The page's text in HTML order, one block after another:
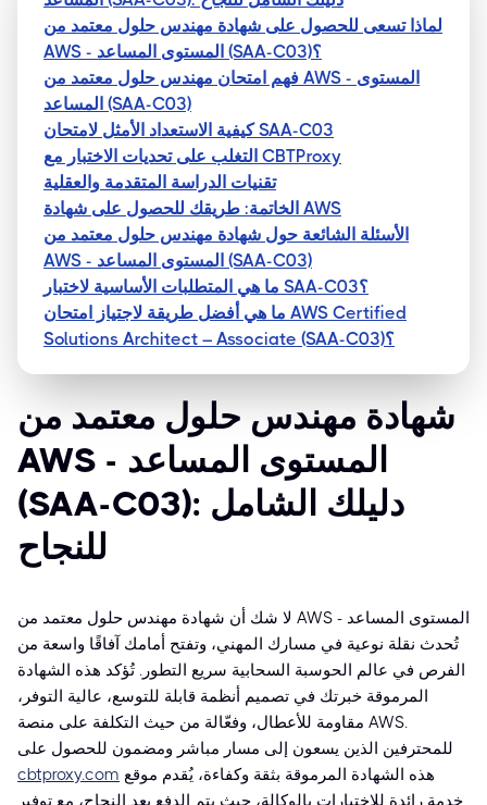
لماذا تسعى للحصول على شهادة مهندس حلول معتمد من
AWS - المستوى المساعد (SAA-C03)؟
فهم امتحان مهندس حلول معتمد من AWS - المستوى
المساعد (SAA-C03)
كيفية الاستعداد الأمثل لامتحان SAA-C03
التغلب على تحديات الاختبار مع CBTProxy
تقنيات الدراسة المتقدمة والعقلية
الخاتمة: طريقك للحصول على شهادة AWS
الأسئلة الشائعة حول شهادة مهندس حلول معتمد من
AWS - المستوى المساعد (SAA-C03)
ما هي المتطلبات الأساسية لاختبار SAA-C03؟
ما هي أفضل طريقة لاجتياز امتحان AWS Certified
Solutions Architect – Associate (SAA-C03)؟
شهادة مهندس حلول معتمد من
AWS - المستوى المساعد
(SAA-C03): دليلك الشامل
للنجاح
لا شك أن شهادة مهندس حلول معتمد من AWS - المستوى المساعد
تُحدث نقلة نوعية في مسارك المهني، وتفتح أمامك آفاقًا واسعة من
الفرص في عالم الحوسبة السحابية سريع التطور. تُؤكد هذه الشهادة
المرموقة خبرتك في تصميم أنظمة قابلة للتوسع، عالية التوفر،
مقاومة للأعطال، وفعّالة من حيث التكلفة على منصة AWS.
للمحترفين الذين يسعون إلى مسار مباشر ومضمون للحصول على
هذه الشهادة المرموقة بثقة وكفاءة، يُقدم موقع cbtproxy.com
خدمة رائدة للاختبارات بالوكالة، حيث يتم الدفع بعد النجاح، مع توفير